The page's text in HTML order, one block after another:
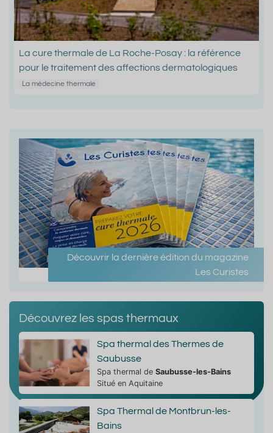
La cure thermale de La Roche-Posay : la référence
pour le traitement des affections dermatologiques
La médecine thermale
Découvrir la dernière édition du magazine
Les Curistes
Découvrez les spas thermaux
Spa thermal des Thermes de
Saubusse
Spa thermal de Saubusse-les-Bains
Situé en Aquitaine
Spa Thermal de Montbrun-les-
Bains